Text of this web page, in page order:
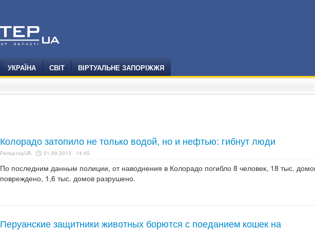
УКРАЇНА СВІТ ВІРТУАЛЬНЕ ЗАПОРІЖЖЯ
Колорадо затопило не только водой, но и нефтью: гибнут люди
РепортерUA 21.09.2013 - 14:45
По последним данным полиции, от наводнения в Колорадо погибло 8 человек, 18 тыс.
повреждено, 1,6 тыс. домов разрушено.
Перуанские защитники животных борются с поеданием кошек на